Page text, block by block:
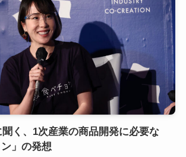
く、1次産業の商品開発に必要な
ン」の発想